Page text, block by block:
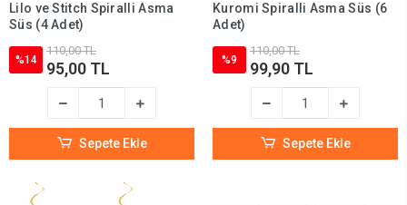
Lilo ve Stitch Spiralli Asma
Süs (4 Adet)
%14
110,00 TL
95,00 TL
Sepete Ekle
Kuromi Spiralli Asma Süs (6
Adet)
%9
110,00 TL
99,90 TL
Sepete Ekle